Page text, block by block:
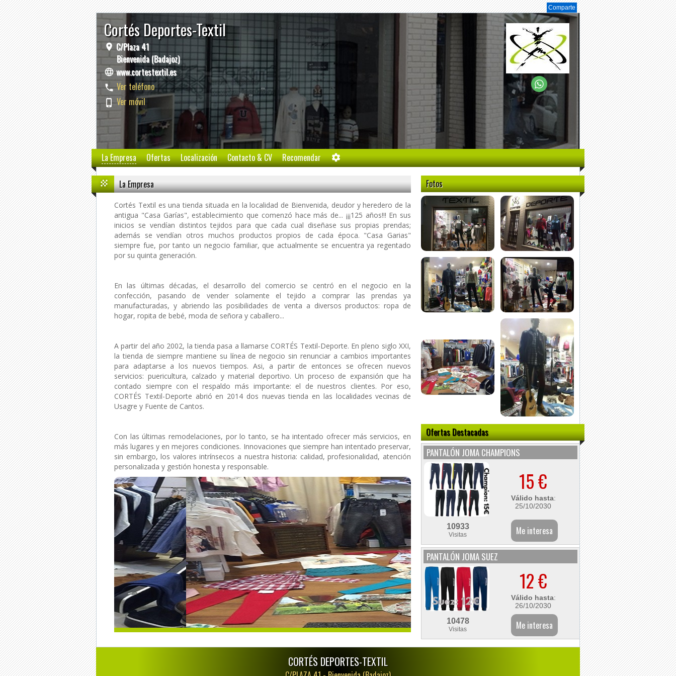
Comparte
Cortés Deportes-Textil
C/Plaza 41
Bienvenida (Badajoz)
www.cortestextil.es
Ver teléfono
Ver móvil
La Empresa Ofertas Localización Contacto & CV Recomendar
La Empresa
Cortés Textil es una tienda situada en la localidad de Bienvenida, deudor y heredero de la
antigua "Casa Garías", establecimiento que comenzó hace más de... ¡¡¡125 años!!! En sus
inicios se vendían distintos tejidos para que cada cual diseñase sus propias prendas;
además se vendían otros muchos productos propios de cada época. "Casa Garias"
siempre fue, por tanto un negocio familiar, que actualmente se encuentra ya regentado
por su quinta generación.
En las últimas décadas, el desarrollo del comercio se centró en el negocio en la
confección, pasando de vender solamente el tejido a comprar las prendas ya
manufacturadas, y abriendo las posibilidades de venta a diversos productos: ropa de
hogar, ropita de bebé, moda de señora y caballero...
A partir del año 2002, la tienda pasa a llamarse CORTÉS Textil-Deporte. En pleno siglo XXI,
la tienda de siempre mantiene su línea de negocio sin renunciar a cambios importantes
para adaptarse a los nuevos tiempos. Asi, a partir de entonces se ofrecen nuevos
servicios: puericultura, calzado y material deportivo. Un proceso de expansión que ha
contado siempre con el respaldo más importante: el de nuestros clientes. Por eso,
CORTÉS Textil-Deporte abrió en 2014 dos nuevas tienda en las localidades vecinas de
Usagre y Fuente de Cantos.
Con las últimas remodelaciones, por lo tanto, se ha intentado ofrecer más servicios, en
más lugares y en mejores condiciones. Innovaciones que siempre han intentado preservar,
sin embargo, los valores intrínsecos a nuestra historia: calidad, profesionalidad, atención
personalizada y gestión honesta y responsable.
Fotos
Ofertas Destacadas
PANTALÓN JOMA CHAMPIONS
15 €
Válido hasta:
25/10/2030
10933
Visitas
PANTALÓN JOMA SUEZ
12 €
Válido hasta:
26/10/2030
10478
Visitas
CORTÉS DEPORTES-TEXTIL